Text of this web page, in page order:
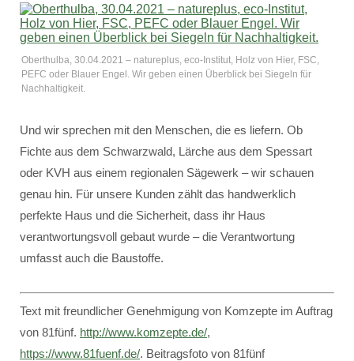
Oberthulba, 30.04.2021 – natureplus, eco-Institut, Holz von Hier, FSC,
PEFC oder Blauer Engel. Wir geben einen Überblick bei Siegeln für
Nachhaltigkeit.
Und wir sprechen mit den Menschen, die es liefern. Ob
Fichte aus dem Schwarzwald, Lärche aus dem Spessart
oder KVH aus einem regionalen Sägewerk – wir schauen
genau hin. Für unsere Kunden zählt das handwerklich
perfekte Haus und die Sicherheit, dass ihr Haus
verantwortungsvoll gebaut wurde – die Verantwortung
umfasst auch die Baustoffe.
Text mit freundlicher Genehmigung von Komzepte im Auftrag
von 81fünf. http://www.komzepte.de/,
https://www.81fuenf.de/. Beitragsfoto von 81fünf